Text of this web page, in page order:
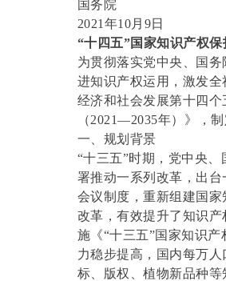
国务院
2021年10月9日
“十四五”国家知识产权
为贯彻落实党中央、国
进知识产权运用，激发
经济和社会发展第十四
（2021—2035年）》，
一、规划背景
“十三五”时期，党中央
署推动一系列改革，出
会议制度，重新组建国
改革，有效提升了知识
施《“十三五”国家知识
力稳步提高，国内每万
标、版权、植物新品种